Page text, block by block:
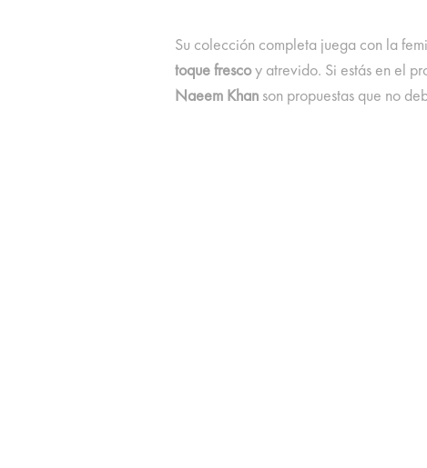
Su colección completa juega con la
toque frescoy atrevido. Si estás en el
Naeem Khan son propuestas que no